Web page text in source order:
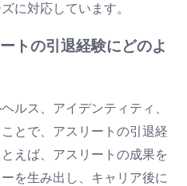
に対応しています。
トの引退経験にどのよ
ルス、アイデンティティ、
とで、アスリートの引退経
えば、アスリートの成果を
を生み出し、キャリア後に